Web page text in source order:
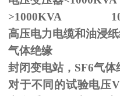
>1000KVA
高压电力电缆和油
气体绝缘 -
封闭变电站，SF6
对于不同的试验电压